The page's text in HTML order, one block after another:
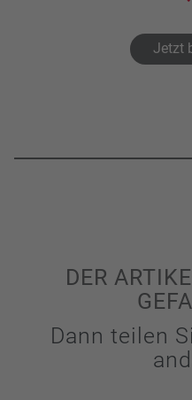
Jetzt
DER
Dann teilen